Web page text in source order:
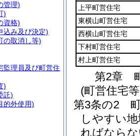
上平町営住宅
東横山町営住宅
西横山町営住宅
下村町営住宅
村上町営住宅
第2章
(町営住宅
第3条の2
しやすい
ればなら
管理)
)
資格)
込み及び決定)
の取消し等)
監理員及び町営住
)
託)
的外使用)